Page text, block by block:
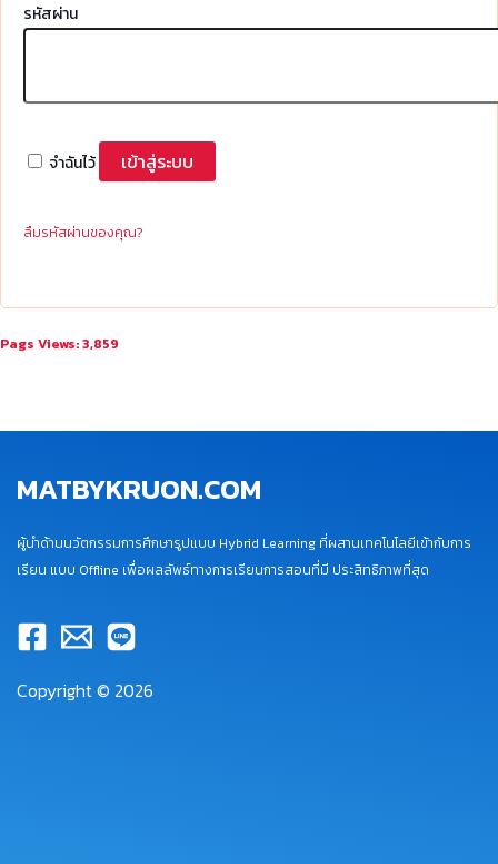
รหัสผ่าน
จำฉันไว้ เข้าสู่ระบบ
ลืมรหัสผ่านของคุณ?
Pags Views:3,859
MATBYKRUON.COM
ผู้นำด้านนวัตกรรมการศึกษารูปแบบ Hybrid Learning ที่ผสานเทคโนโลยีเข้ากับการ
เรียน แบบ Offline เพื่อผลลัพธ์ทางการเรียนการสอนที่มี ประสิทธิภาพที่สุด
Copyright © 2026